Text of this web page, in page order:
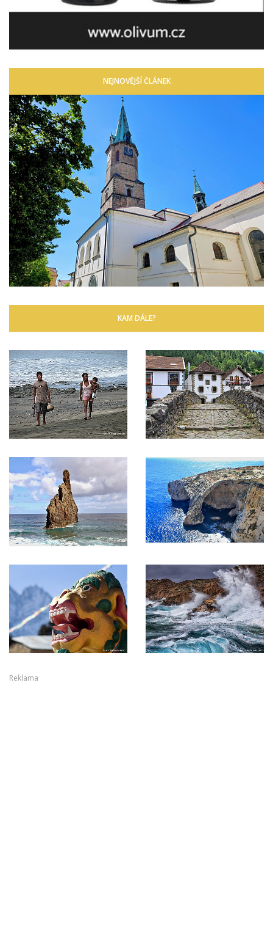
NEJNOVĚJŠÍ ČLÁNEK
KAM DÁLE?
Reklama